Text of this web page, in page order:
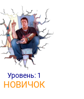
Уровень: 1
НОВИЧОК